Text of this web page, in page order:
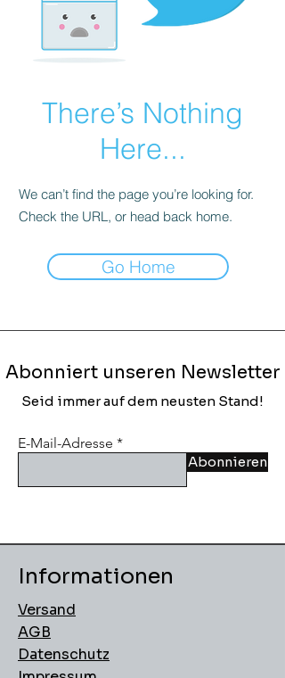
There’s Nothing
Here...
We can’t find the page you’re looking for.
Check the URL, or head back home.
Go Home
Abonniert unseren Newsletter
Seid immer auf dem neusten Stand!
E-Mail-Adresse
Abonnieren
Informationen
Versand
AGB
Datenschutz